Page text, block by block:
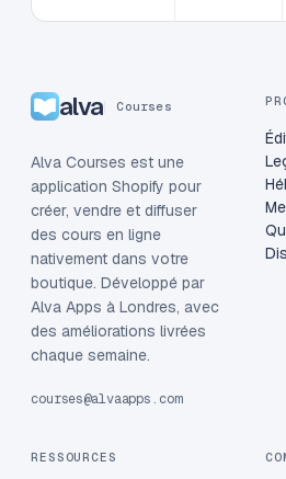
alva Courses
Alva Courses est une
application Shopify pour
créer, vendre et diffuser
des cours en ligne
nativement dans votre
boutique. Développé par
Alva Apps à Londres, avec
des améliorations livrées
chaque semaine.
courses@alvaapps.com
RESSOURCES